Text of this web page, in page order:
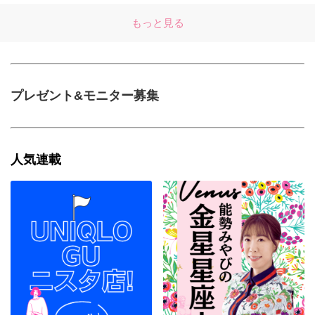
もっと見る
プレゼント&モニター募集
人気連載